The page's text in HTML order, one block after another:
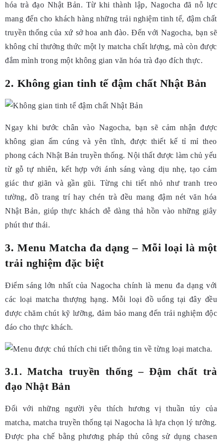
hóa trà đạo Nhật Bản. Từ khi thành lập, Nagocha đã nỗ lực
mang đến cho khách hàng những trải nghiệm tinh tế, đậm chất
truyền thống của xứ sở hoa anh đào. Đến với Nagocha, bạn sẽ
không chỉ thưởng thức một ly matcha chất lượng, mà còn được
đắm mình trong một không gian văn hóa trà đạo đích thực.
2. Không gian tinh tế đậm chất Nhật Bản
Ngay khi bước chân vào Nagocha, bạn sẽ cảm nhận được
không gian ấm cúng và yên tĩnh, được thiết kế tỉ mỉ theo
phong cách Nhật Bản truyền thống. Nội thất được làm chủ yếu
từ gỗ tự nhiên, kết hợp với ánh sáng vàng dịu nhẹ, tạo cảm
giác thư giãn và gần gũi. Từng chi tiết nhỏ như tranh treo
tường, đồ trang trí hay chén trà đều mang đậm nét văn hóa
Nhật Bản, giúp thực khách dễ dàng thả hồn vào những giây
phút thư thái.
3. Menu Matcha đa dạng – Mỗi loại là một
trải nghiệm đặc biệt
Điểm sáng lớn nhất của Nagocha chính là menu đa dạng với
các loại matcha thượng hạng. Mỗi loại đồ uống tại đây đều
được chăm chút kỹ lưỡng, đảm bảo mang đến trải nghiệm độc
đáo cho thực khách.
3.1. Matcha truyền thống – Đậm chất trà
đạo Nhật Bản
Đối với những người yêu thích hương vị thuần túy của
matcha, matcha truyền thống tại Nagocha là lựa chọn lý tưởng.
Được pha chế bằng phương pháp thủ công sử dụng chasen